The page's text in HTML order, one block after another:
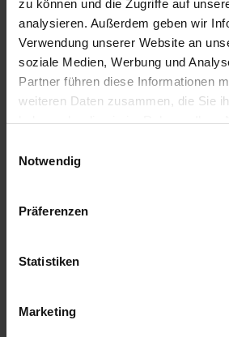
zu können und die Zugriffe auf
analysieren. Außerdem geben wir
Verwendung unserer Website an
soziale Medien, Werbung und
Partner führen diese Informationen
weiteren Daten zusammen, die Sie
Notwendig
Präferenzen
Statistiken
Marketing
Müdig­keits­war­ner
Not­brems­as­sis­tent
Not­ruf­sys­tem
Rei­fen­druck­kon­trol­le
Trak­ti­ons­kon­trol­le
Kata­ly­sa­tor
Arm­leh­ne
Bord­com­pu­ter
Funk-Zen­tral­ver­rie­ge­lung
Lenk­rad höhen­ver­stell­bar
Licht­sen­sor